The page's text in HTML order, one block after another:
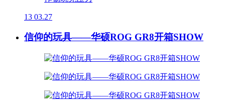
13 03.27
信仰的玩具——华硕ROG GR8开箱SHOW